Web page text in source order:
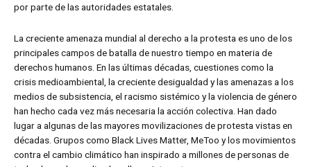
por parte de las autoridades estatales.
La creciente amenaza mundial al derecho a la protesta es uno de los
principales campos de batalla de nuestro tiempo en materia de
derechos humanos. En las últimas décadas, cuestiones como la
crisis medioambiental, la creciente desigualdad y las amenazas a los
medios de subsistencia, el racismo sistémico y la violencia de género
han hecho cada vez más necesaria la acción colectiva. Han dado
lugar a algunas de las mayores movilizaciones de protesta vistas en
décadas. Grupos como Black Lives Matter, MeToo y los movimientos
contra el cambio climático han inspirado a millones de personas de